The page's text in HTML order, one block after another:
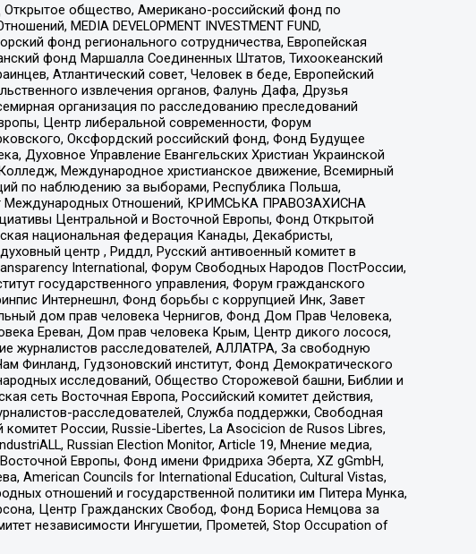
общество, Американо-российский фонд по
MEDIA DEVELOPMENT INVESTMENT FUND,
фонд регионального сотрудничества, Европейская
фонд Маршалла Соединенных Штатов, Тихоокеанский
Атлантический совет, Человек в беде, Европейский
извлечения органов, Фалунь Дафа, Друзья
организация по расследованию преследований
Центр либеральной современности, Форум
Оксфордский российский фонд, Фонд Будущее
Духовное Управление Евангельских Христиан Украинской
Международное христианское движение, Всемирный
по наблюдению за выборами, Республика Польша,
Международных Отношений, КРИМСЬКА ПРАВОЗАХИСНА
Центральной и Восточной Европы, Фонд Открытой
национальная федерация Канады, Декабристы,
центр , Риддл, Русский антивоенный комитет в
International, Форум Свободных Народов ПостРоссии,
государственного управления, Форум гражданского
Интернешнл, Фонд борьбы с коррупцией Инк, Завет
дом прав человека Чернигов, Фонд Дом Прав Человека,
Ереван, Дом прав человека Крым, Центр дикого лосося,
журналистов расследователей, АЛЛАТРА, За свободную
Финланд, Гудзоновский институт, Фонд Демократического
исследований, Общество Сторожевой башни, Библии и
сеть Восточная Европа, Российский комитет действия,
расследователей, Служба поддержки, Свободная
России, Russie-Libertes, La Asocicion de Rusos Libres,
Russian Election Monitor, Article 19, Мнение медиа,
Европы, Фонд имени Фридриха Эберта, XZ gGmbH,
American Councils for International Education, Cultural Vistas,
отношений и государственной политики им Питера Мунка,
Центр Гражданских Свобод, Фонд Бориса Немцова за
независимости Ингушетии, Прометей, Stop Occupation of